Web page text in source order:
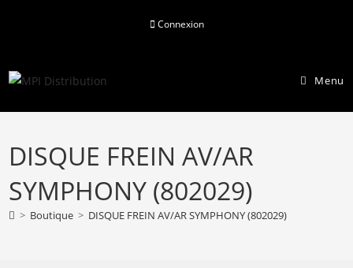
Connexion
Menu
DISQUE FREIN AV/AR
SYMPHONY (802029)
> Boutique > DISQUE FREIN AV/AR SYMPHONY (802029)